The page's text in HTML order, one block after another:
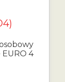
EURO 4